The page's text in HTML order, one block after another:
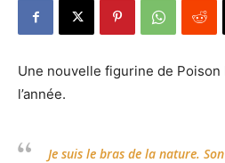
Une nouvelle figurine de Poison
l’année.
Je suis le bras de la nature.